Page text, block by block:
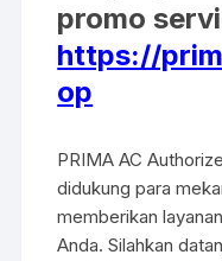
promo
https://
op
PRIMA AC
didukung para
memberikan
Anda. Silahkan